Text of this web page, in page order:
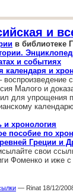
и
в библиотеке
и событиях
и
воспроизведение
Малого и
для упрощения
хронология
пособие по
Греции и
свои
Фоменко и иже
— Rinat 18/12/